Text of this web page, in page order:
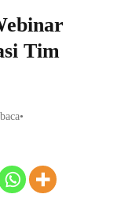
Tim
•